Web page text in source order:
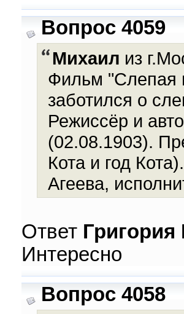
Вопрос 4059
Михаил из
Фильм "Слепая
заботился о
Режиссёр и
(02.08.1903).
Кота и год
Агеева,
Ответ
Интересно
Вопрос 4058